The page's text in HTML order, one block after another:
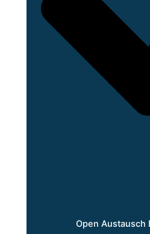
Open Austausch